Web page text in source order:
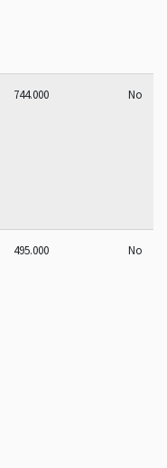
744.000 No
495.000 No